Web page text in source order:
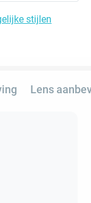
stijlen
Lens